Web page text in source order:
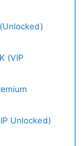
(VIP
Unlocked)